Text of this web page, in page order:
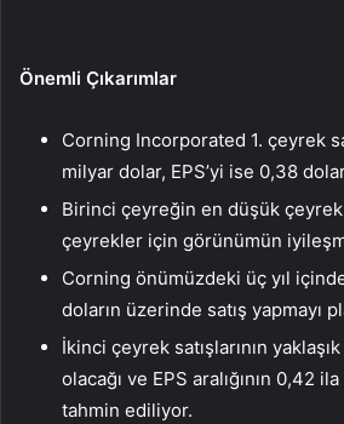
Önemli Çıkarımlar
Corning Incorporated 1. çeyrek
milyar dolar, EPS’yi ise 0,38
Birinci çeyreğin en düşük çeyrek
çeyrekler için görünümün
Corning önümüzdeki üç yıl
doların üzerinde satış yapmayı
İkinci çeyrek satışlarının
olacağı ve EPS aralığının 0,42
tahmin ediliyor.